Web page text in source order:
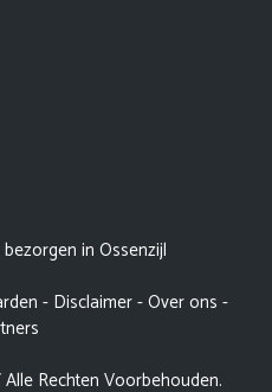
in Ossenzijl
- Disclaimer-Over ons -
Rechten Voorbehouden.